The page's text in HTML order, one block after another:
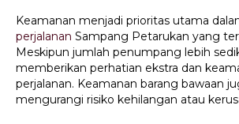
Keamanan menjadi prioritas utama
perjalanan Sampang Petarukan yang
Meskipun jumlah penumpang lebih
memberikan perhatian ekstra dan
perjalanan. Keamanan barang bawaan
mengurangi risiko kehilangan atau